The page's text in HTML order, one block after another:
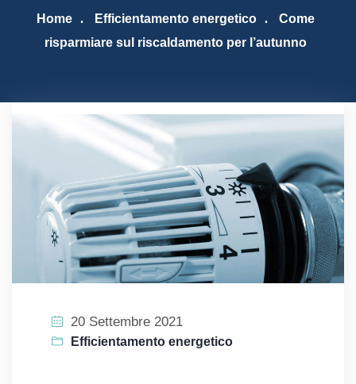
Home Efficientamento energetico
Come
risparmiare sul riscaldamento per l’autunno
20 Settembre 2021
Efficientamento energetico